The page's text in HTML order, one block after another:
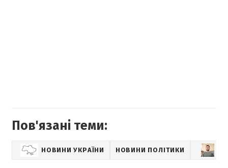
Пов'язані теми:
НОВИНИ УКРАЇНИ НОВИНИ ПОЛІТИКИ